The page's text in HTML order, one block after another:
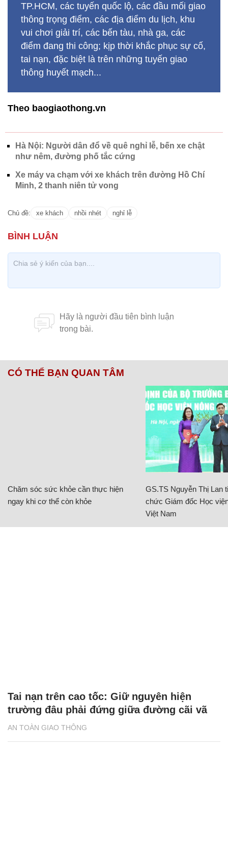
TP.HCM, các tuyến quốc lộ, các đầu mối giao
thông trọng điểm, các địa điểm du lịch, khu
vui chơi giải trí, các bến tàu, nhà ga, các
điểm đang thi công; kịp thời khắc phục sự cố,
tai nạn, đặc biệt là trên những tuyến giao
thông huyết mạch...
Theo baogiaothong.vn
Hà Nội: Người dân đổ về quê nghỉ lễ, bến xe chật
như nêm, đường phố tắc cứng
Xe máy va chạm với xe khách trên đường Hồ Chí
Minh, 2 thanh niên tử vong
Chủ đề: xe khách nhồi nhét nghỉ lễ
CÓ THỂ BẠN QUAN TÂM
Chăm sóc sức khỏe cần thực hiện
ngay khi cơ thể còn khỏe
GS.TS Nguyễn Thị Lan
chức Giám đốc Học
Việt Nam
AN TOÀN GIAO THÔNG
Tai nạn trên cao tốc: Giữ nguyên hiện
trường đâu phải đứng giữa đường cãi vã